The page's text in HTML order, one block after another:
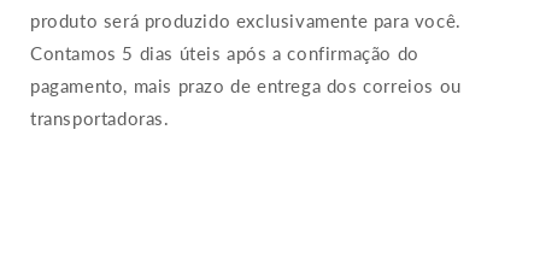
produto será produzido exclusivamente para você.
Contamos 5 dias úteis após a confirmação do
pagamento, mais prazo de entrega dos correios ou
transportadoras.